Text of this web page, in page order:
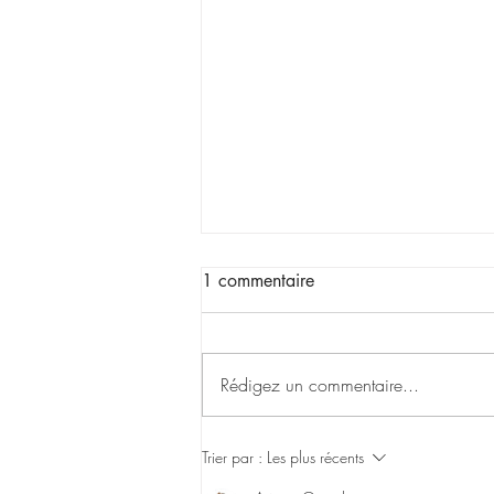
Grâce à vous : 40 000 €
1 commentaire
Rédigez un commentaire...
Trier par : Les plus récents